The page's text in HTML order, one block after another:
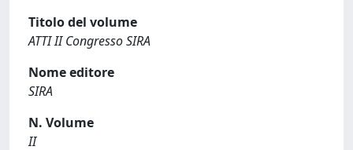
Titolo del volume
ATTI II Congresso SIRA
Nome editore
SIRA
N. Volume
II